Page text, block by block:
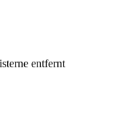
entfernt